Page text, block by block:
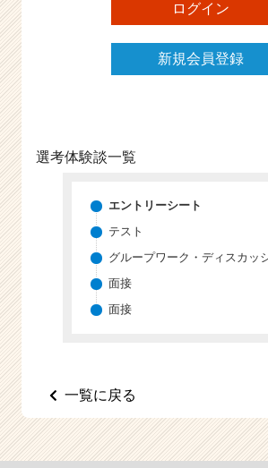
リ
ア
（C
r
r）
ログイン
新規会員登録
選考体験談一覧
エントリーシート
テスト
グループワーク・ディスカッ
面接
面接
一覧に戻る